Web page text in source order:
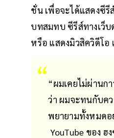
ชั่น เพื่อจะได้แสดงซีรี
บทสมทบ ซีรีส์ทางเว็บ
หรือ แสดงมิวสิควิดีโ
“ผมเคยไม่ผ่านก
ว่า ผมจะทนกับค
พยายามทั้งหมดอ
YouTube ของ ฮ